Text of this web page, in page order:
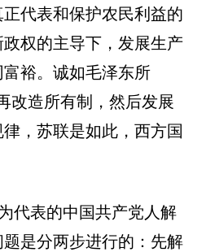
代表和保护农民利益的
权的主导下，发展生产
裕。诚如毛泽东所
改造所有制，然后发展
，苏联是如此，西方国
代表的中国共产党人解
是分两步进行的：先解